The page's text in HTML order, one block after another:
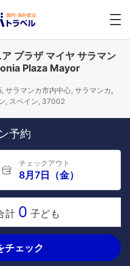
プラザ マイヤ サラマン
Plaza Mayor
サラマンカ市内中心, サラマンカ,
, スペイン, 37002
予約
チェックアウト
8月7日（金）
計 0 子ども
チェック